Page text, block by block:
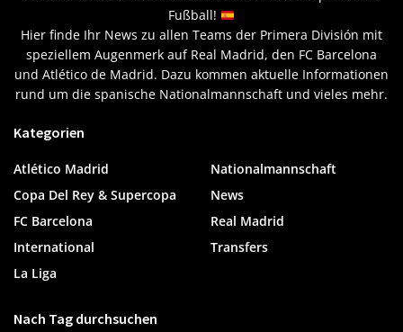
Fußball!
Hier finde Ihr News zu allen Teams der Primera División mit
speziellem Augenmerk auf Real Madrid, den FC Barcelona
und Atlético de Madrid. Dazu kommen aktuelle Informationen
rund um die spanische Nationalmannschaft und vieles mehr.
Kategorien
Atlético Madrid
Copa Del Rey & Supercopa
FC Barcelona
International
La Liga
Nationalmannschaft
News
Real Madrid
Transfers
Nach Tag durchsuchen